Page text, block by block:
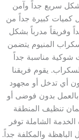
سريع جداً وآمن
كميات كبيرة جداً من
وفريقاً مدرباً بشكل
المنيوم يتضمن
شوكية مناسبة جداً
يقوم فريقنا
أي تدخل أو مجهود
بدون فوضى أو
تنظيف المنطقة
الشاملة توفر
الباهظة والمكلفة جداً.